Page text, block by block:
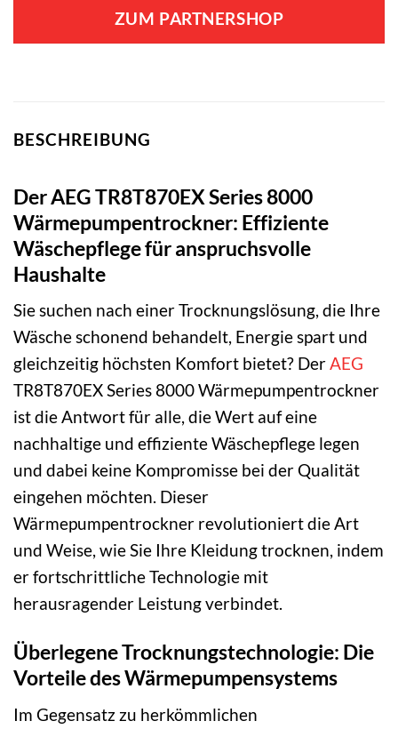
ZUM PARTNERSHOP
BESCHREIBUNG
Der AEG TR8T870EX Series 8000
Wärmepumpentrockner: Effiziente
Wäschepflege für anspruchsvolle
Haushalte
Sie suchen nach einer Trocknungslösung, die Ihre
Wäsche schonend behandelt, Energie spart und
gleichzeitig höchsten Komfort bietet? DerAEG
TR8T870EX Series 8000 Wärmepumpentrockner
ist die Antwort für alle, die Wert auf eine
nachhaltige und effiziente Wäschepflege legen
und dabei keine Kompromisse bei der Qualität
eingehen möchten. Dieser
Wärmepumpentrockner revolutioniert die Art
und Weise, wie Sie Ihre Kleidung trocknen, indem
er fortschrittliche Technologie mit
herausragender Leistung verbindet.
Überlegene Trocknungstechnologie: Die
Vorteile des Wärmepumpensystems
Im Gegensatz zu herkömmlichen